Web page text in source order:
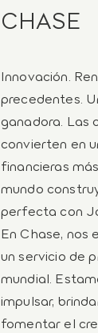
CHASE
Innovación.
precedentes.
ganadora. Las
convierten en
financieras
mundo
perfecta con
En Chase, nos
un servicio de
mundial.
impulsar,
fomentar el